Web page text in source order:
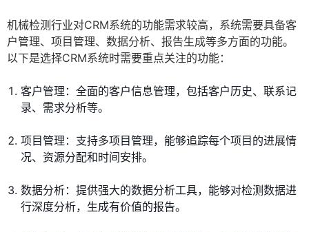
机械检测行业对CRM系统的功能需求较高，系统需要具备客
户管理、项目管理、数据分析、报告生成等多方面的功能。
以下是选择CRM系统时需要重点关注的功能：
客户管理：全面的客户信息管理，包括客户历史、联系记
录、需求分析等。
项目管理：支持多项目管理，能够追踪每个项目的进展情
况、资源分配和时间安排。
数据分析：提供强大的数据分析工具，能够对检测数据进
行深度分析，生成有价值的报告。